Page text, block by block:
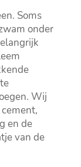
Soms
onder
Wij
en de
van de